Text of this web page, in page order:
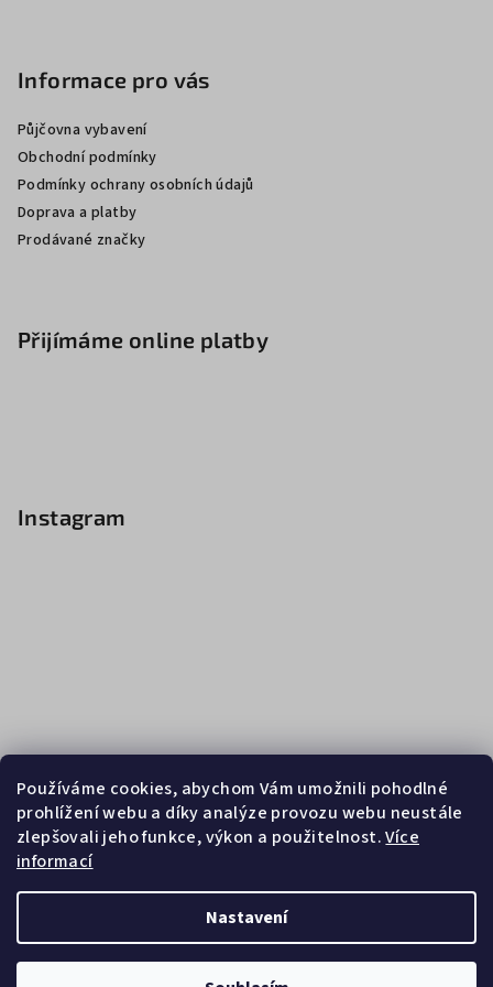
Používáme cookies, abychom Vám umožnili pohodlné
prohlížení webu a díky analýze provozu webu neustále
zlepšovali jeho funkce, výkon a použitelnost.Více
informací
Nastavení
Informace pro vás
Půjčovna vybavení
Obchodní podmínky
Podmínky ochrany osobních údajů
Doprava a platby
Prodávané značky
Přijímáme online platby
Instagram
Sledovat na Instagramu